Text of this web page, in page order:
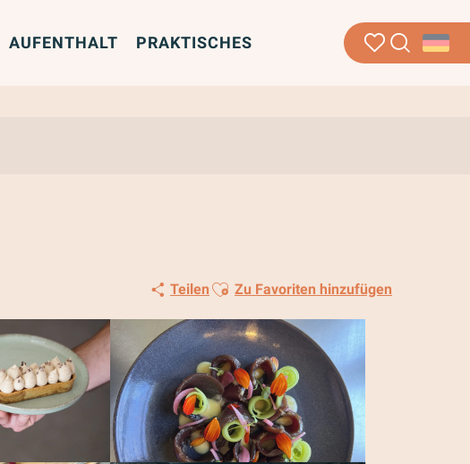
Suche
AUFENTHALT PRAKTISCHES
Teilen Ajouter aux favoris
Zu Favoriten hinzufügen